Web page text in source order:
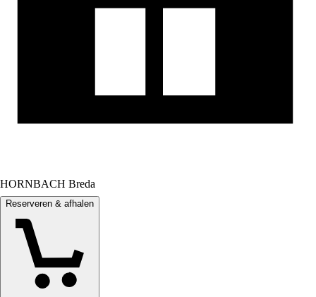
HORNBACH Breda
Reserveren & afhalen